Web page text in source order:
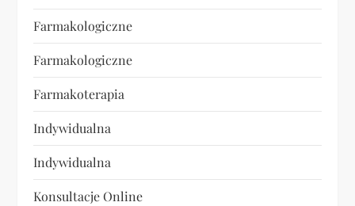
Farmakologiczne
Farmakologiczne
Farmakoterapia
Indywidualna
Indywidualna
Konsultacje Online